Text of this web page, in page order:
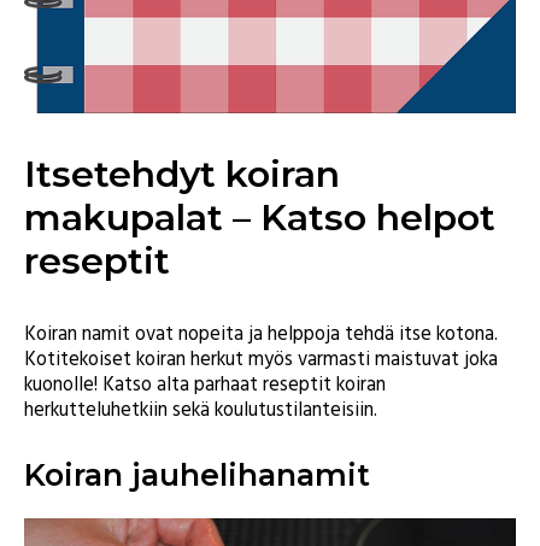
Itsetehdyt koiran
makupalat – Katso helpot
reseptit
Koiran namit ovat nopeita ja helppoja tehdä itse kotona.
Kotitekoiset koiran herkut myös varmasti maistuvat joka
kuonolle! Katso alta parhaat reseptit koiran
herkutteluhetkiin sekä koulutustilanteisiin.
Koiran jauhelihanamit